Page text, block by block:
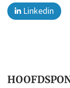
Linkedin